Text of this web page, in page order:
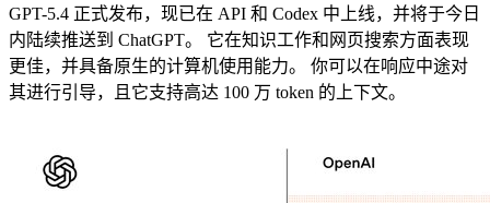
GPT-5.4 正式发布，现已在 API 和 Codex 中上线，并将于今日
内陆续推送到 ChatGPT。 它在知识工作和网页搜索方面表现
更佳，并具备原生的计算机使用能力。 你可以在响应中途对
其进行引导，且它支持高达 100 万 token 的上下文。